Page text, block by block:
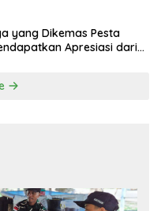
yang Dikemas Pesta
Apresiasi dari